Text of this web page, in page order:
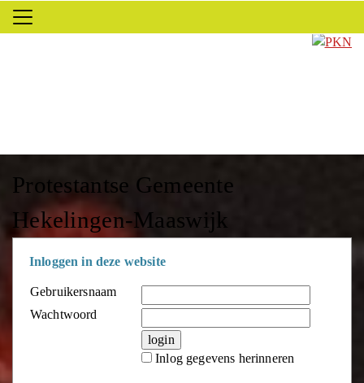
Protestantse Gemeente
Hekelingen-Maaswijk
Inloggen in deze website
Gebruikersnaam
Wachtwoord
Inlog gegevens herinneren